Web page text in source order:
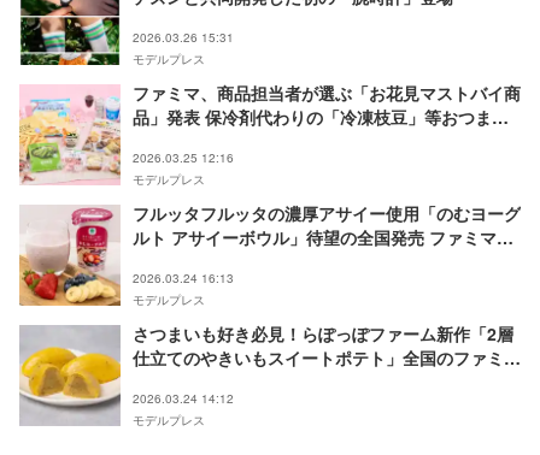
2026.03.26 15:31
モデルプレス
ファミマ、商品担当者が選ぶ「お花見マストバイ商
品」発表 保冷剤代わりの「冷凍枝豆」等おつまみ
2026.03.25 12:16
モデルプレス
フルッタフルッタの濃厚アサイー使用「のむヨーグ
ルト アサイーボウル」待望の全国発売 ファミマ限
2026.03.24 16:13
モデルプレス
さつまいも好き必見！らぽっぽファーム新作「2層
仕立てのやきいもスイートポテト」全国のファミマ
2026.03.24 14:12
モデルプレス